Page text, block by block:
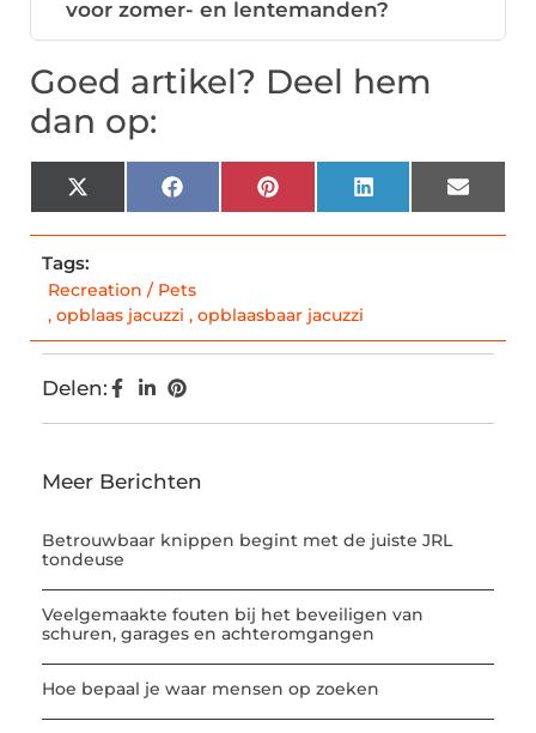
voor zomer- en lentemanden?
Goed artikel? Deel hem
dan op:
X
(Twitter)
FacebookPinterestLinkedInEmail
Tags:
Recreation / Pets
, opblaas jacuzzi , opblaasbaar jacuzzi
Delen:
Meer Berichten
Betrouwbaar knippen begint met de juiste JRL
tondeuse
Veelgemaakte fouten bij het beveiligen van
schuren, garages en achteromgangen
Hoe bepaal je waar mensen op zoeken